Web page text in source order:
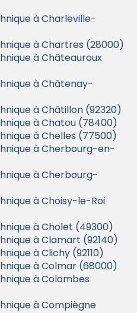
à Charleville-
à Chartres (28000)
à Châteauroux
à Châtenay-
à Châtillon (92320)
à Chatou (78400)
à Chelles (77500)
à Cherbourg-en-
à Cherbourg-
à Choisy-le-Roi
à Cholet (49300)
à Clamart (92140)
à Clichy (92110)
à Colmar (68000)
à Colombes
à Compiègne